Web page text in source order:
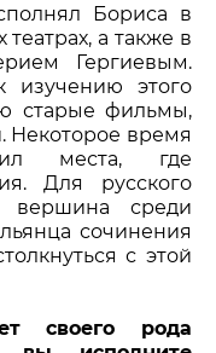
Бориса в
а также в
Гергиевым.
изучению этого
старые фильмы,
Некоторое время
места, где
Для русского
вершина среди
сочинения
с этой
своего рода